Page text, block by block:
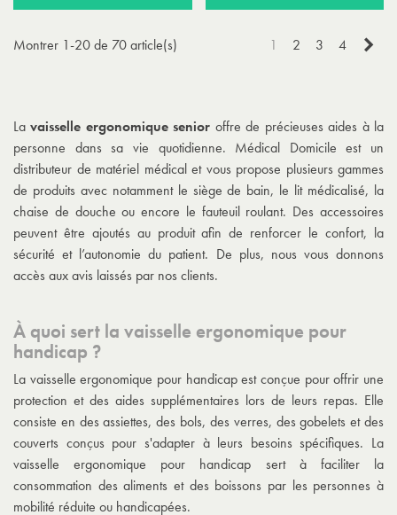
Montrer 1-20 de 70 article(s) 1 2 3 4
Lavaisselle ergonomique senior offre de précieuses aides à la
personne dans sa vie quotidienne. Médical Domicile est un
distributeur de matériel médical et vous propose plusieurs gammes
de produits avec notamment le siège de bain, le lit médicalisé, la
chaise de douche ou encore le fauteuil roulant. Des accessoires
peuvent être ajoutés au produit afin de renforcer le confort, la
sécurité et l’autonomie du patient. De plus, nous vous donnons
accès aux avis laissés par nos clients.
À quoi sert la vaisselle ergonomique pour
handicap ?
La vaisselle ergonomique pour handicap est conçue pour offrir une
protection et des aides supplémentaires lors de leurs repas. Elle
consiste en des assiettes, des bols, des verres, des gobelets et des
couverts conçus pour s'adapter à leurs besoins spécifiques. La
vaisselle ergonomique pour handicap sert à faciliter la
consommation des aliments et des boissons par les personnes à
mobilité réduite ou handicapées.